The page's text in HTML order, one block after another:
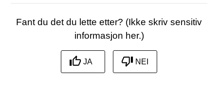
Fant du det du lette etter? (Ikke skriv sensitiv
informasjon her.)
JA NEI